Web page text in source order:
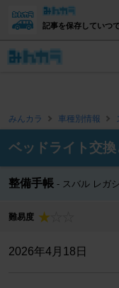
記事を保存していつ
みんカラ 車種別情報
ベッドライト交
整備手帳 スバル レガ
難易度
2026年4月18日